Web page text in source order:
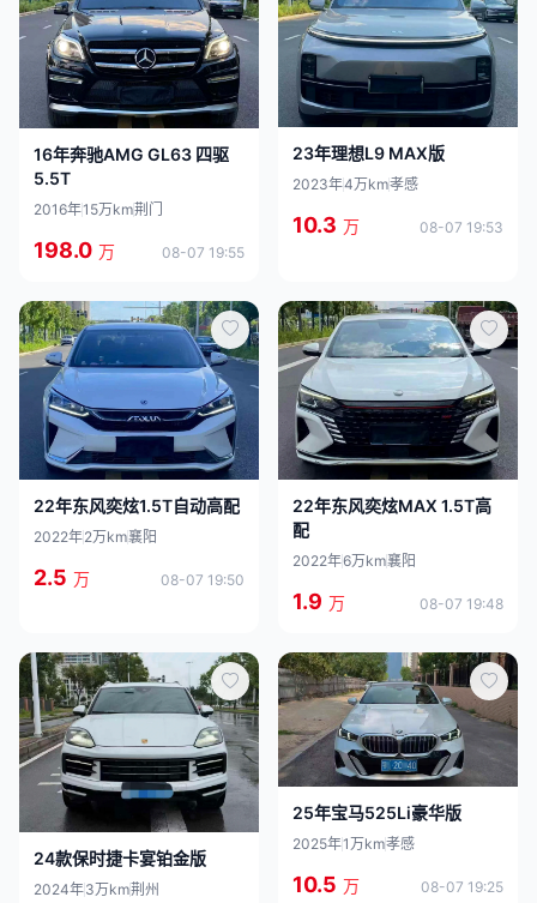
16年奔驰AMG GL63 四驱
5.5T
2016年15万km荆门
198.0 万 08-07 19:55
23年理想L9 MAX版
2023年4万km孝感
10.3 万 08-07 19:53
22年东风奕炫1.5T自动高配
2022年2万km襄阳
2.5 万 08-07 19:50
22年东风奕炫MAX 1.5T高
配
2022年6万km襄阳
1.9 万 08-07 19:48
24款保时捷卡宴铂金版
2024年3万km荆州
25年宝马525Li豪华版
2025年1万km孝感
10.5 万 08-07 19:25